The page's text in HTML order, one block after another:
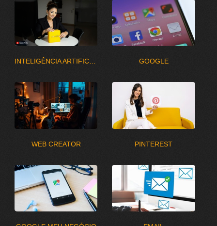
INTELIGÊNCIA ARTIFICIAL GOOGLE
WEB CREATOR PINTEREST